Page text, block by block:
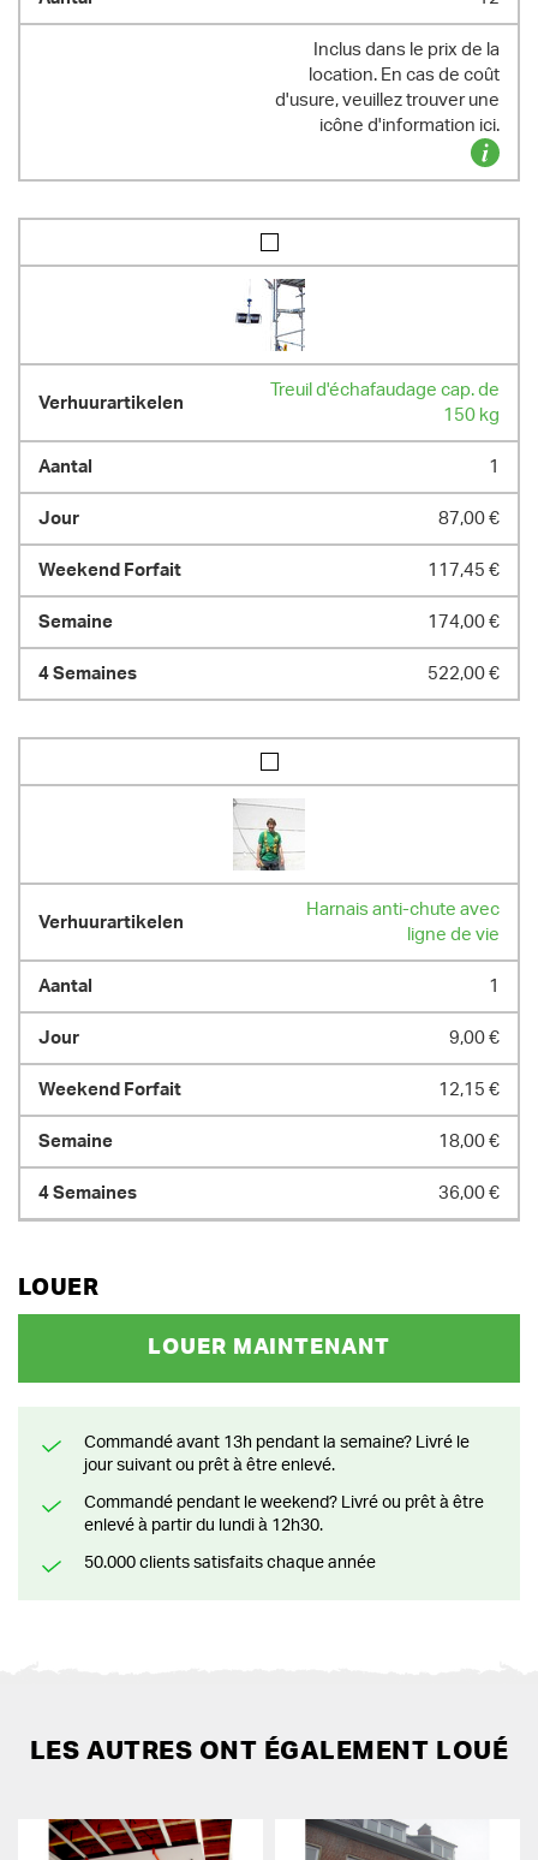
Inclus dans le prix de la
location. En cas de coût
d'usure, veuillez trouver une
icône d'information ici.
Treuil d'échafaudage cap. de
150 kg
1
87,00 €
117,45 €
174,00 €
522,00 €
Harnais anti-chute avec
ligne de vie
1
9,00 €
12,15 €
18,00 €
36,00 €
LOUER
LOUER MAINTENANT
Commandé avant 13h pendant la semaine? Livré le
jour suivant ou prêt à être enlevé.
Commandé pendant le weekend? Livré ou prêt à être
enlevé à partir du lundi à 12h30.
50.000 clients satisfaits chaque année
LES AUTRES ONT ÉGALEMENT LOUÉ